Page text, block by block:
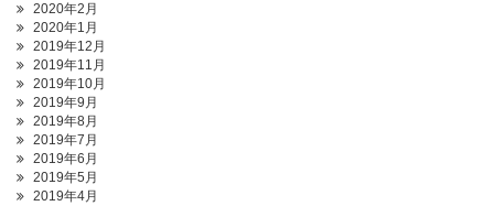
2020年2月
2020年1月
2019年12月
2019年11月
2019年10月
2019年9月
2019年8月
2019年7月
2019年6月
2019年5月
2019年4月